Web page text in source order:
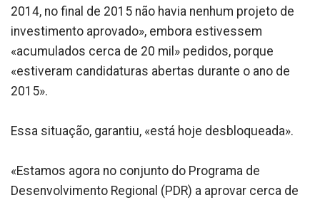
2014, no final de 2015 não havia nenhum projeto de
investimento aprovado», embora estivessem
«acumulados cerca de 20 mil» pedidos, porque
«estiveram candidaturas abertas durante o ano de
2015».
Essa situação, garantiu, «está hoje desbloqueada».
«Estamos agora no conjunto do Programa de
Desenvolvimento Regional (PDR) a aprovar cerca de